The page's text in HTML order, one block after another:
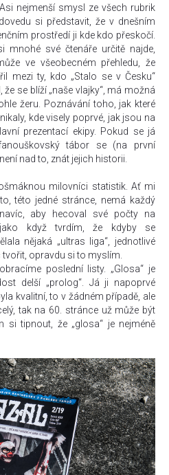
nejmenší smysl ze všech rubrik
si představit, že v dnešním
prostředí ji kde kdo přeskočí.
své čtenáře určitě najde,
ve všeobecném přehledu, že
mezi ty, kdo „Stalo se v Česku“
se blíží „naše vlajky“, má možná
žeru. Poznávání toho, jak které
kde visely poprvé, jak jsou na
prezentací ekipy. Pokud se já
tábor se (na první
nad to, znát jejich historii.
milovníci statistik. Ať mi
této jedné stránce, nemá každý
aby hecoval své počty na
když tvrdím, že kdyby se
nějaká „ultras liga“, jednotlivé
opravdu si to myslím.
poslední listy. „Glosa“ je
delší „prolog“. Já ji napoprvé
kvalitní, to v žádném případě, ale
tak na 60. stránce už může být
si tipnout, že „glosa“ je nejméně